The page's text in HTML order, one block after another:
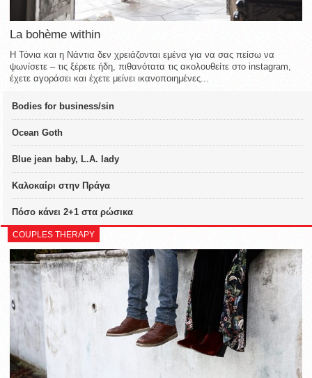
La bohème within
Η Τόνια και η Νάντια δεν χρειάζονται εμένα για να σας πείσω να
ψωνίσετε – τις ξέρετε ήδη, πιθανότατα τις ακολουθείτε στο instagram,
έχετε αγοράσει και έχετε μείνει ικανοποιημένες...
Bodies for business/sin
Ocean Goth
Blue jean baby, L.A. lady
Καλοκαίρι στην Πράγα
Πόσο κάνει 2+1 στα ρώσικα
COUPLES THERAPY